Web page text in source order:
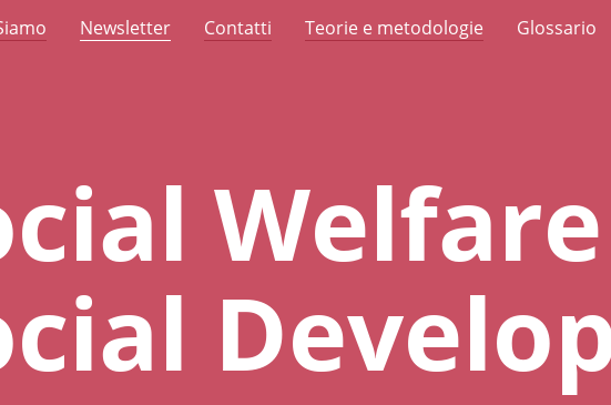
Newsletter Contatti Teorie e metodologie Glossario